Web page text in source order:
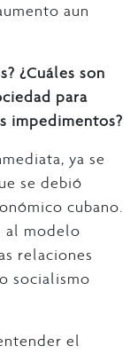
aun
¿Cuáles son
para
impedimentos?
ya se
se debió
cubano.
al modelo
relaciones
socialismo
el